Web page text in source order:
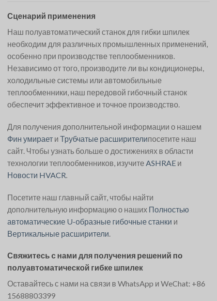
Сценарий применения
Наш полуавтоматический станок для гибки шпилек
необходим для различных промышленных применений,
особенно при производстве теплообменников.
Независимо от того, производите ли вы кондиционеры,
холодильные системы или автомобильные
теплообменники, наш передовой гибочный станок
обеспечит эффективное и точное производство.
Для получения дополнительной информации о нашем
Фин умирает и Трубчатые расширителипосетите наш
сайт. Чтобы узнать больше о достижениях в области
технологии теплообменников, изучите ASHRAE и
Новости HVACR.
Посетите наш главный сайт, чтобы найти
дополнительную информацию о наших Полностью
автоматические U-образные гибочные станки и
Вертикальные расширители
Свяжитесь с нами для получения решений по
полуавтоматической гибке шпилек
Оставайтесь с нами на связи в WhatsApp и WeChat: +86
15688803399